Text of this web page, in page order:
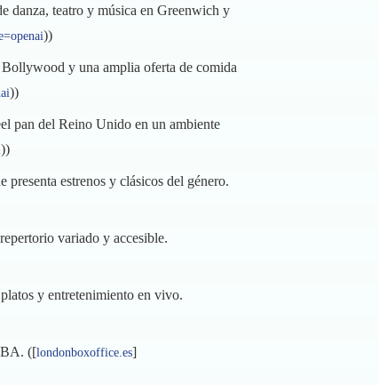
danza, teatro y música en Greenwich y
))
y una amplia oferta de comida
))
pan del Reino Unido en un ambiente
))
estrenos y clásicos del género.
variado y accesible.
y entretenimiento en vivo.
([londonboxoffice.es]